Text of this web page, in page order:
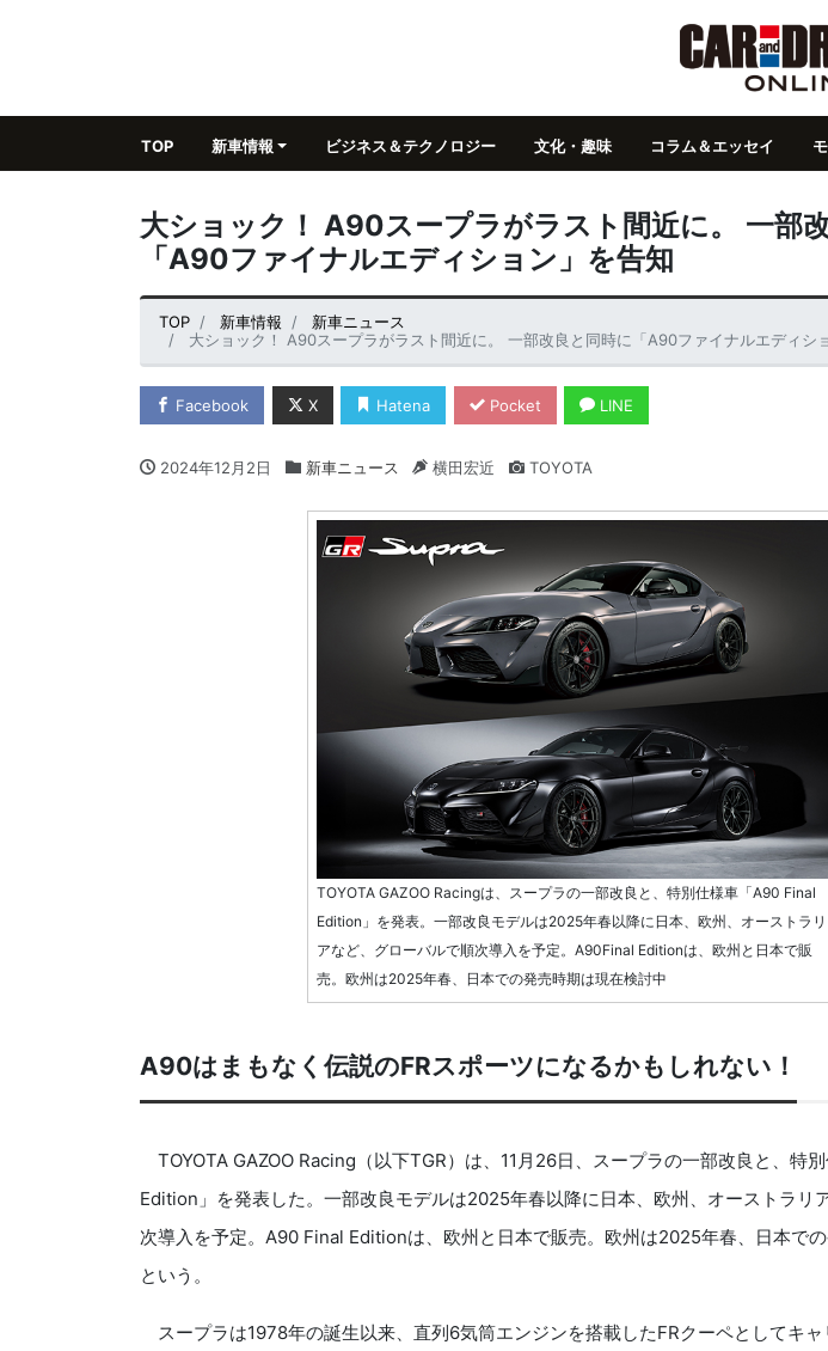
TOP 新車情報 ビジネス＆テクノロジー 文化・趣味 コラム＆エッセイ
大ショック！ A90スープラがラスト間近に。 一部
「A90ファイナルエディション」を告知
TOP 新車情報
新車ニュース
大ショック！ A90スープラがラスト間近に。 一部改良と同時に「A90ファイナルエディシ
Facebook X Hatena Pocket LINE
2024年12月2日 新車ニュース 横田宏近 TOYOTA
TOYOTA GAZOO Racingは、スープラの一部改良と、特別仕様車「A90 Final
Edition」を発表。一部改良モデルは2025年春以降に日本、欧州、オーストラリ
アなど、グローバルで順次導入を予定。A90Final Editionは、欧州と日本で販
売。欧州は2025年春、日本での発売時期は現在検討中
A90はまもなく伝説のFRスポーツになるかもしれない！
TOYOTA GAZOO Racing（以下TGR）は、11月26日、スープラの一部改良と、特
Edition」を発表した。一部改良モデルは2025年春以降に日本、欧州、オーストラリ
次導入を予定。A90 Final Editionは、欧州と日本で販売。欧州は2025年春、日本で
という。
スープラは1978年の誕生以来、直列6気筒エンジンを搭載したFRクーペとしてキ